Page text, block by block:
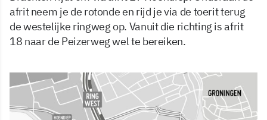
afrit neem je de rotonde en rijd je via de toerit terug
de westelijke ringweg op. Vanuit die richting is afrit
18 naar de Peizerweg wel te bereiken.